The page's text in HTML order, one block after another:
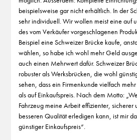
beispielsweise gar nicht erhältlich. In der
sehr individuell. Wir wollen meist eine auf
des vom Verkäufer vorgeschlagenen
Beispiel eine Schweizer Brücke kaufe,
wählen, so habe ich wohl mehr Geld
auch einen Mehrwert dafür. Schweizer
robuster als Werksbrücken, die wohl
sehen, dass ein Firmenkunde vielfach
als auf Einkaufspreis. Nach dem Motto:
Fahrzeug meine Arbeit effizienter, sicherer
besseren Qualität erledigen kann, ist mir
günstiger Einkaufspreis“.